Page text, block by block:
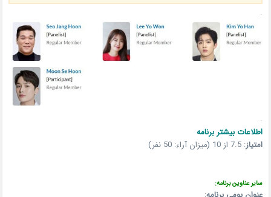
.
.
اطلاعات بیشتر برنامه
امتیاز:7.5 از 10 (میزان آراء: 50 نفر)
سایر عناوین برنامه: